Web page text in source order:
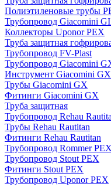
Полиэтиленовые трубы
Трубопровод Giacomini
Коллекторы Uponor PEX
Труба защитная
Трубопровод FV-Plast
Трубопровод Giacomini
Инструмент Giacomini GX
Трубы Giacomini GX
Фитинги Giacomini GX
Труба защитная
Трубопровод Rehau
Трубы Rehau Rautitan
Фитинги Rehau Rautitan
Трубопровод Rommer PEX
Трубопровод Stout PEX
Фитинги Stout PEX
Трубопровод Uponor PEX